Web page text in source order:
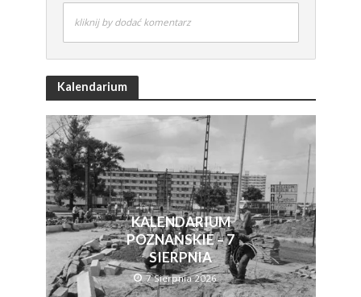
kliknij by dodać komentarz
Kalendarium
KALENDARIUM
POZNAŃSKIE – 7
SIERPNIA
7 Sierpnia 2026